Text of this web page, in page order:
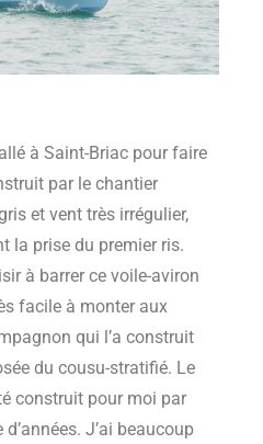
à Saint-Briac pour faire
par le chantier
et vent très irrégulier,
la prise du premier ris.
à barrer ce voile-aviron
facile à monter aux
qui l’a construit
du cousu-stratifié. Le
construit pour moi par
J’ai beaucoup